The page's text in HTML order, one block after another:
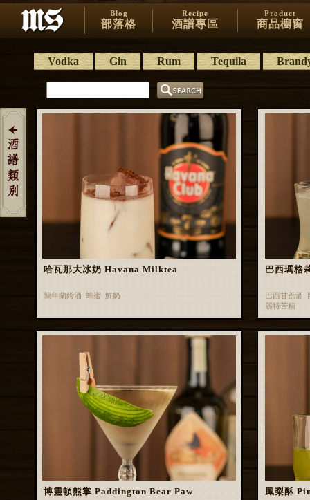
Blog
部落格
Recipe
酒譜專區
Product
商品櫥窗
Vodka Gin Rum Tequila
哈瓦那大冰奶 Havana Milktea
陳年蘭姆酒 蜂蜜 鮮奶
巴西瑪
巴西甘蔗酒
麗特苦精
博靈頓熊掌 Paddington Bear Paw 鳳梨酥